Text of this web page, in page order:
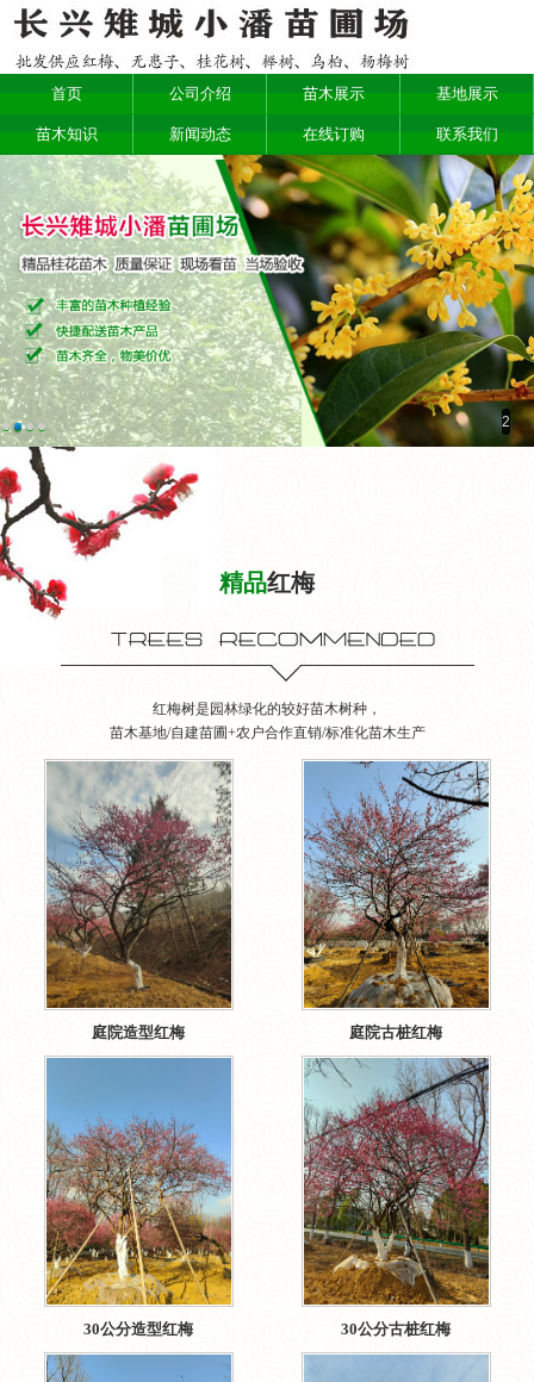
首页 公司介绍 苗木展示 基地展示
苗木知识 新闻动态 在线订购 联系我们
2
精品红梅
红梅树是园林绿化的较好苗木树种，
苗木基地/自建苗圃+农户合作直销/标准化苗木生产
庭院造型红梅 庭院古桩红梅
30公分造型红梅 30公分古桩红梅